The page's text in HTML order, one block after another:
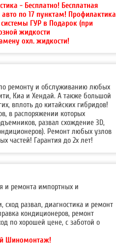
- Бесплатно! Бесплатная
по 17 пунктам! Профилактика
ГУР в Подарок (при
жидкости
охл. жидкости!
ремонту и обслуживанию любых
Киа и Хендай. А также большой
вплоть до китайских гибридов!
в распоряжении которых
развал схождение 3D,
Ремонт любых узлов
частей! Гарантия до 2х лет!
и ремонта импортных и
развал, диагностика и ремонт
кондиционеров, ремонт
по хорошей цене, с заботой о
Шиномонтаж!